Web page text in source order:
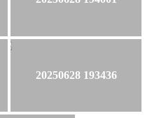
20250628 193436